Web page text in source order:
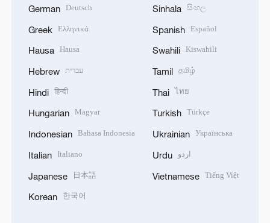
German Deutsch
Greek Ελληνικά
Hausa Hausa
Hebrew עברית
Hindi हिन्दी
Hungarian Magyar
Indonesian Bahasa Indonesia
Italian Italiano
Japanese 日本語
Korean 한국어
Sinhala සිංහල
Spanish Español
Swahili Kiswahili
Tamil தமிழ்
Thai ไทย
Turkish Türkçe
Ukrainian Українська
Urdu اردو
Vietnamese Tiếng Việt